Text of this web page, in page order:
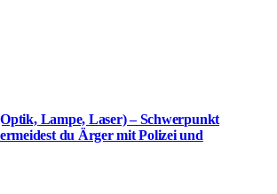
Lampe, Laser) – Schwerpunkt
du Ärger mit Polizei und